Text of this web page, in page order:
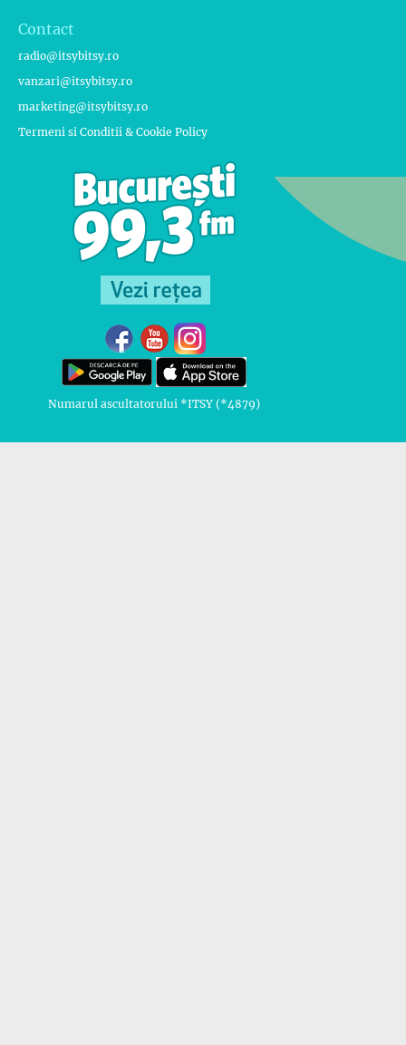
Contact
radio@itsybitsy.ro
vanzari@itsybitsy.ro
marketing@itsybitsy.ro
Termeni si Conditii & Cookie Policy
Numarul ascultatorului *ITSY (*4879)